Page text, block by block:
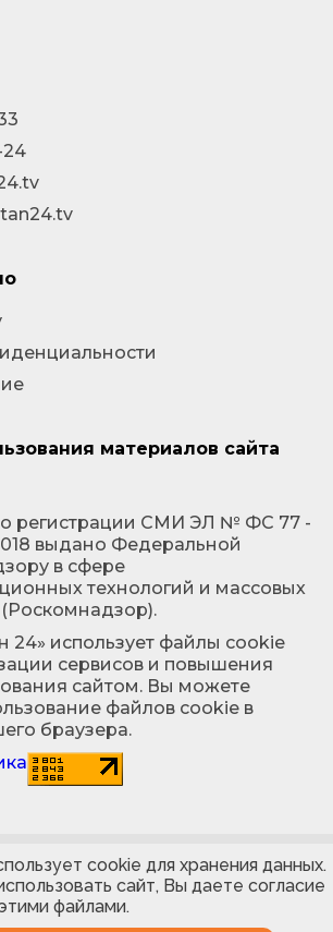
материалов сайта
о регистрации СМИ ЭЛ № ФС 77 -
выдано Федеральной
в сфере
технологий и массовых
24» использует файлы cookie
сервисов и повышения
сайтом. Вы можете
файлов cookie в
браузера.
24
cookie для хранения данных.
сайт, Вы даете согласие
файлами.